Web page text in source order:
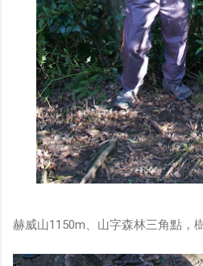
赫威山1150m、山字森林三角點，